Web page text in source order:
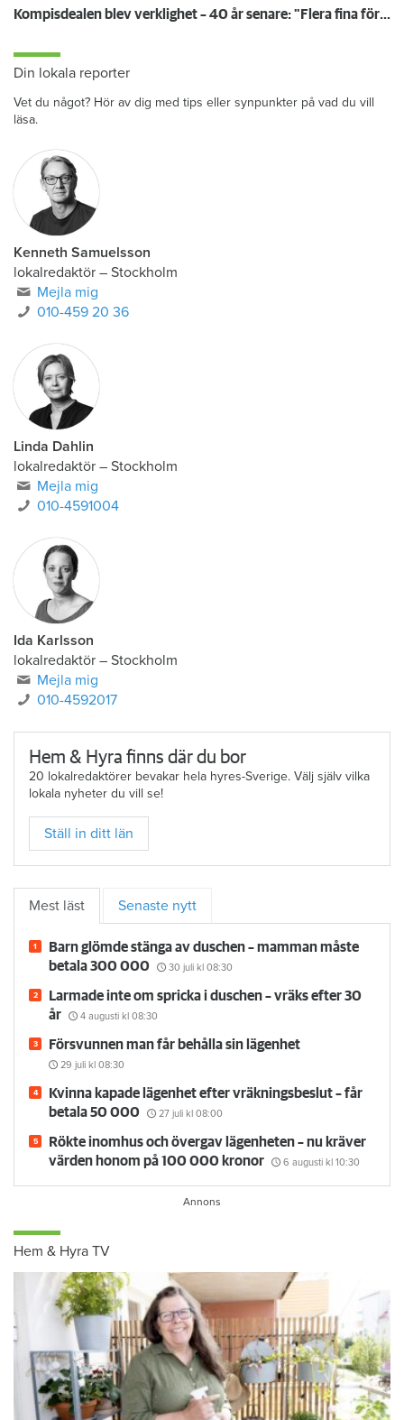
Kompisdealen blev verklighet – 40 år senare: "Flera fina fördelar med att dela bostad"
Din lokala reporter
Vet du något? Hör av dig med tips eller synpunkter på vad du vill
läsa.
Kenneth Samuelsson
lokalredaktör – Stockholm
Mejla mig
010-459 20 36
Linda Dahlin
lokalredaktör – Stockholm
Mejla mig
010-4591004
Ida Karlsson
lokalredaktör – Stockholm
Mejla mig
010-4592017
Hem & Hyra finns där du bor
20 lokalredaktörer bevakar hela hyres-Sverige. Välj själv vilka
lokala nyheter du vill se!
Ställ in ditt län
Mest läst Senaste nytt
Barn glömde stänga av duschen – mamman måste
betala 300 000
30 juli kl 08:30
Larmade inte om spricka i duschen – vräks efter 30
år
4 augusti kl 08:30
Försvunnen man får behålla sin lägenhet
29 juli kl 08:30
Kvinna kapade lägenhet efter vräkningsbeslut – får
betala 50 000
27 juli kl 08:00
Rökte inomhus och övergav lägenheten – nu kräver
värden honom på 100 000 kronor
6 augusti kl 10:30
Hem & Hyra TV